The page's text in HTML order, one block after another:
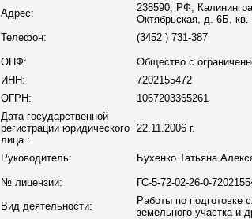
Адрес:
238590, РФ,
Октябрьская, д. 6Б, кв.
Телефон:
(3452 ) 731-387
ОПФ:
Общество с
ИНН:
7202155472
ОГРН:
1067203365261
Дата государственной
регистрации юридического
лица :
22.11.2006 г.
Руководитель: Бухенко Татьяна
№ лицензии:
ГС-5-72-02-26-0-
Вид деятельности:
Работы по подготовке
земельного участка и